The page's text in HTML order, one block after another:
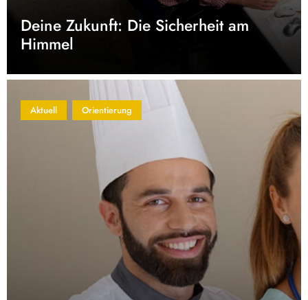
Deine Zukunft: Die Sicherheit am
Himmel
Aktuell Orientierung